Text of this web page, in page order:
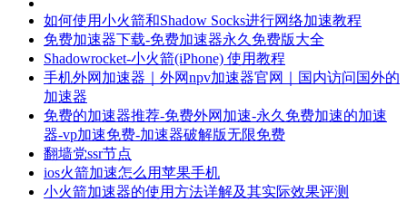
如何使用小火箭和Shadow Socks进行网络加速教程
免费加速器下载-免费加速器永久免费版大全
Shadowrocket-小火箭(iPhone) 使用教程
手机外网加速器｜外网npv加速器官网｜国内访问国外的
加速器
免费的加速器推荐-免费外网加速-永久免费加速的加速
器-vp加速免费-加速器破解版无限免费
翻墙党ssr节点
ios火箭加速怎么用苹果手机
小火箭加速器的使用方法详解及其实际效果评测